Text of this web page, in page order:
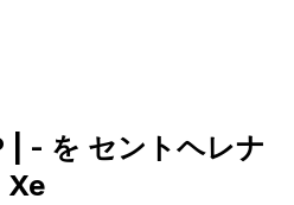
| - を セントヘレナ
Xe